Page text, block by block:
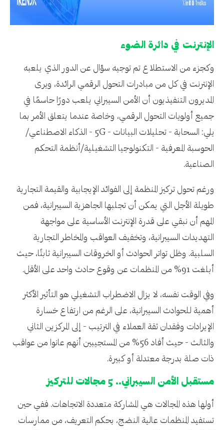
الإنترنت في دائرة الضوء
وكجزء من الاستطلاع تم توجيه سؤال عن الدور الذي يلعبه
الإنترنت في كل من مبادرات التحول الرقمي الرائدة، ويرى
المديرون التنفيذيون أن الأمن السيبراني يلعب دورًا حاسمًا في
جميع أولويات التحول الرقمي، وخاصة عندما يتعلق الأمر بما
يلي: السحابة - تحليلات البيانات - 5G - الذكاء الاصطناعي/
الحوسبة المعرفية - التكنولوجيا التشغيلية/أنظمة التحكم
الصناعية.
ورغم تحول تركيز المنظمة إلى الفوائد الإيجابية والقيمة التجارية
طويلة الأجل التي يمكن أن تجلبها الجاهزية السيبرانية، فمن
المهم أن نبقي على قدرة الإنترنت الأساسية على مواجهة
التهديدات السيبرانية، وتخفيف العواقب والمخاطر التجارية
السلبية. وظل تواتر الحوادث أو الخروقات السيبرانية ثابتًا، حيث
أبلغت 91% من المنظمات عن وقوع حادث واحد على الأقل.
وفي الوقت نفسه، لا يزال الاضطراب التشغيلي هو التأثير الأكثر
أهمية للحوادث السيبرانية، على الرغم من ارتفاع خسارة
الإيرادات وفقدان ثقة العملاء في الترتيب - إلى المركزين الثاني
والثالث - حيث أفاد 56% من المستجيبين أنهم عانوا من عواقب
ذات صلة بدرجة معتدلة أو كبيرة.
مستقبل الأمن السيبراني.. 5 مجالات للتركيز
أولها هذه المجالات هي المشاركة متعددة الاتجاهات. ففي حين
تستفيد المنظمات عالية النضج، بحكم التعريف، من ممارسات